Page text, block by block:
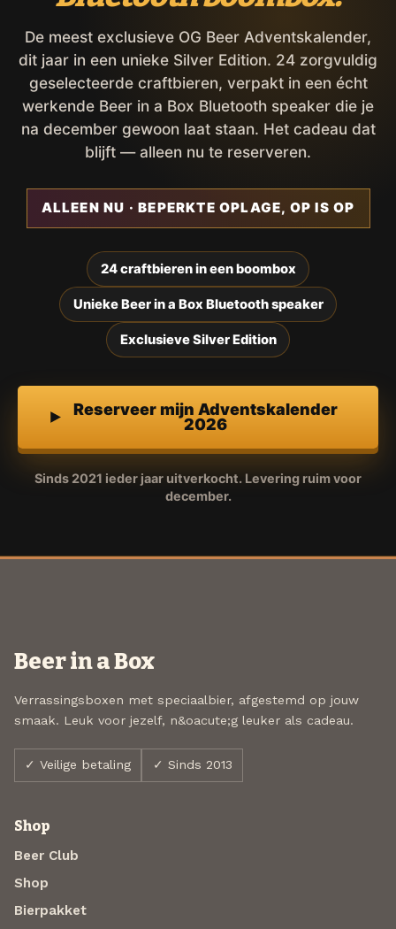
De meest exclusieve OG Beer Adventskalender,
dit jaar in een unieke Silver Edition. 24 zorgvuldig
geselecteerde craftbieren, verpakt in een écht
werkende Beer in a Box Bluetooth speaker die je
na december gewoon laat staan. Het cadeau dat
blijft — alleen nu te reserveren.
ALLEEN NU · BEPERKTE OPLAGE, OP IS OP
24 craftbieren in een boombox
Unieke Beer in a Box Bluetooth speaker
Exclusieve Silver Edition
Reserveer mijn Adventskalender
2026
Sinds 2021 ieder jaar uitverkocht. Levering ruim voor
december.
Beer in a Box
Verrassingsboxen met speciaalbier, afgestemd op jouw
smaak. Leuk voor jezelf, n&oacute;g leuker als cadeau.
✓ Veilige betaling ✓ Sinds 2013
Shop
Beer Club
Shop
Bierpakket